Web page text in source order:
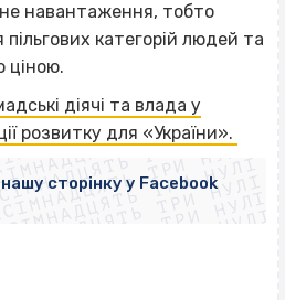
навантаження, тобто
категорій людей та
ціною.
діячі та влада у
розвитку для «України».
ТРИ НУЛІ
ТРИ НУЛІ
ТРИ НУЛІ
ТРИ НУЛІ
ТРИ НУЛІ
ТРИ НУЛІ
ТРИ НУЛІ
ТРИ НУЛІ
сторінку у Facebook